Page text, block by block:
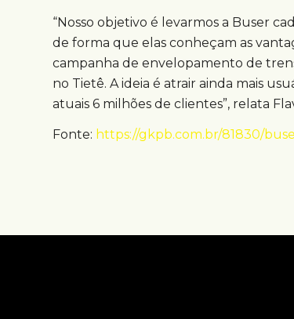
“Nosso objetivo é levarmos a Buser
de forma que elas conheçam as
campanha de envelopamento de
no Tietê. A ideia é atrair ainda mais
atuais 6 milhões de clientes”, relata
Fonte: https://gkpb.com.br/81830/